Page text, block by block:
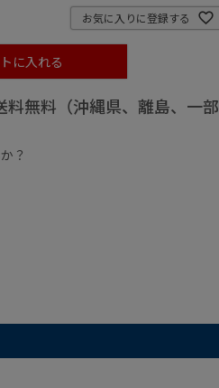
お気に入りに登録する
に入れる
無料（沖縄県、離島、一部
？